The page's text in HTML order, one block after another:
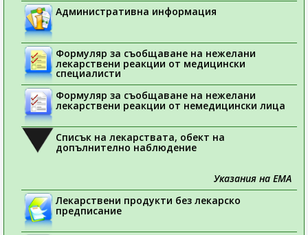
Административна информация
Формуляр за съобщаване на нежелани
лекарствени реакции от медицински
специалисти
Формуляр за съобщаване на нежелани
лекарствени реакции от немедицински лица
Списък на лекарствата, обект на
допълнително наблюдение
Указания на ЕМА
Лекарствени продукти без лекарско
предписание